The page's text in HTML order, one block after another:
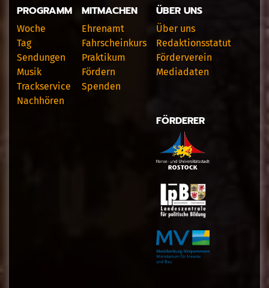
PROGRAMM
Woche
Tag
Sendungen
Musik
Trackservice
Nachhören
MITMACHEN
Ehrenamt
Fahrscheinkurs
Praktikum
Fördern
Spenden
ÜBER UNS
Über uns
Redaktionsstatut
Förderverein
Mediadaten
FÖRDERER